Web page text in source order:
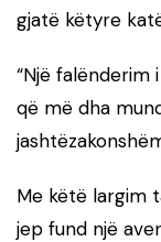
gjatë këtyre
“Një
që më dha
Me këtë largim
jep fund një